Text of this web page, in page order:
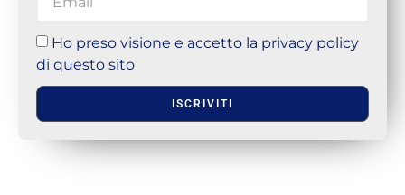
Ho preso visione e accetto la privacy policy
di questo sito
ISCRIVITI